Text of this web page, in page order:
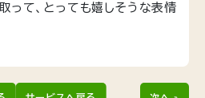
って、とっても嬉しそうな表情